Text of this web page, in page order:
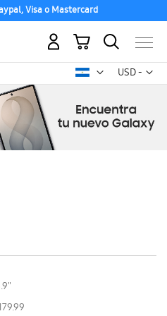
Visa o Mastercard
USD -
dólar
Mi carrito